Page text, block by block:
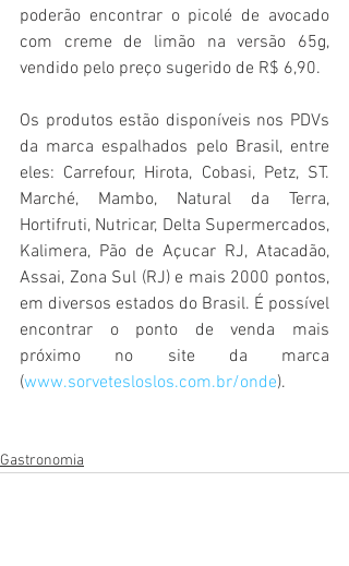
poderão encontrar o picolé de avocado
com creme de limão na versão 65g,
vendido pelo preço sugerido de R$ 6,90.
Os produtos estão disponíveis nos PDVs
da marca espalhados pelo Brasil, entre
eles: Carrefour, Hirota, Cobasi, Petz, ST.
Marché, Mambo, Natural da Terra,
Hortifruti, Nutricar, Delta Supermercados,
Kalimera, Pão de Açucar RJ, Atacadão,
Assai, Zona Sul (RJ) e mais 2000 pontos,
em diversos estados do Brasil. É possível
encontrar o ponto de venda mais
próximo no site da marca
(www.sorvetesloslos.com.br/onde).
Gastronomia